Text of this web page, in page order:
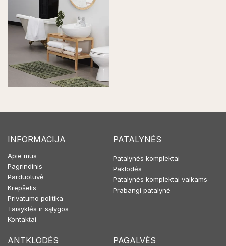
INFORMACIJA
Apie mus
Pagrindinis
Parduotuvė
Krepšelis
Privatumo politika
Taisyklės ir sąlygos
Kontaktai
PATALYNĖS
Patalynės komplektai
Paklodės
Patalynės komplektai vaikams
Prabangi patalynė
ANTKLODĖS PAGALVĖS